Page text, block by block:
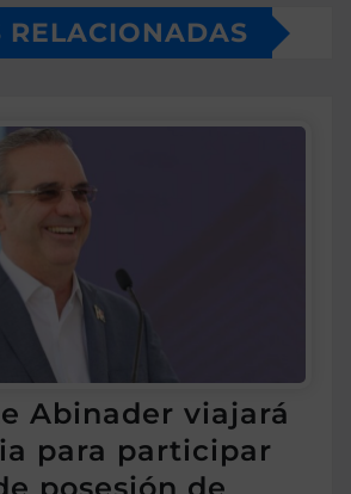
RELACIONADAS
Abinader viajará
para participar